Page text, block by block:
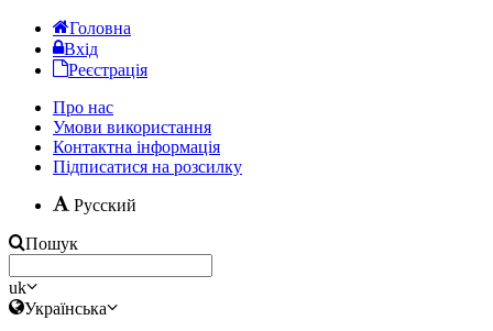
Головна
Вхід
Реєстрація
Про нас
Умови використання
Контактна інформація
Підписатися на розсилку
Русский
Пошук
uk
Українська